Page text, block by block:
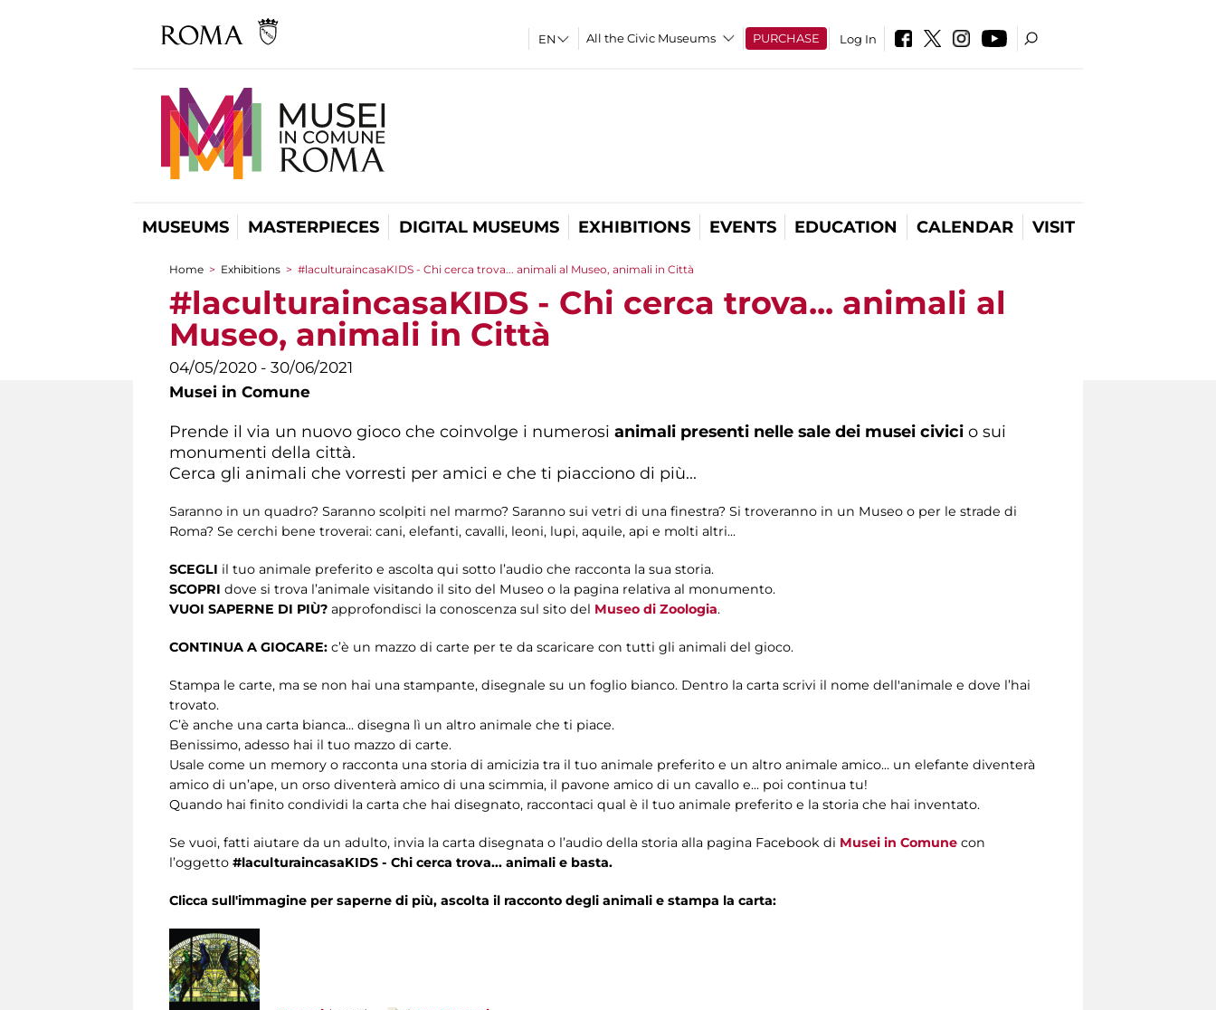
All the Civic Museums PURCHASE Log In
MUSEUMS MASTERPIECES DIGITAL MUSEUMS EXHIBITIONS EVENTS EDUCATION CALENDAR VISIT
You are here
Home > Exhibitions > #laculturaincasaKIDS - Chi cerca trova... animali al Museo, animali in Città
#laculturaincasaKIDS - Chi cerca trova... animali al
Museo, animali in Città
04/05/2020 - 30/06/2021
Musei in Comune
Prende il via un nuovo gioco che coinvolge i numerosi animali presenti nelle sale dei musei civici o sui
monumenti della città.
Cerca gli animali che vorresti per amici e che ti piacciono di più...
Saranno in un quadro? Saranno scolpiti nel marmo? Saranno sui vetri di una finestra? Si troveranno in un Museo o per le strade di
Roma? Se cerchi bene troverai: cani, elefanti, cavalli, leoni, lupi, aquile, api e molti altri...
SCEGLI il tuo animale preferito e ascolta qui sotto l’audio che racconta la sua storia.
SCOPRI dove si trova l’animale visitando il sito del Museo o la pagina relativa al monumento.
VUOI SAPERNE DI PIÙ? approfondisci la conoscenza sul sito del Museo di Zoologia.
CONTINUA A GIOCARE: c’è un mazzo di carte per te da scaricare con tutti gli animali del gioco.
Stampa le carte, ma se non hai una stampante, disegnale su un foglio bianco. Dentro la carta scrivi il nome dell'animale e dove l’hai
trovato.
C’è anche una carta bianca... disegna lì un altro animale che ti piace.
Benissimo, adesso hai il tuo mazzo di carte.
Usale come un memory o racconta una storia di amicizia tra il tuo animale preferito e un altro animale amico... un elefante diventerà
amico di un’ape, un orso diventerà amico di una scimmia, il pavone amico di un cavallo e... poi continua tu!
Quando hai finito condividi la carta che hai disegnato, raccontaci qual è il tuo animale preferito e la storia che hai inventato.
Se vuoi, fatti aiutare da un adulto, invia la carta disegnata o l’audio della storia alla pagina Facebook di Musei in Comune con
l’oggetto #laculturaincasaKIDS - Chi cerca trova... animali e basta.
Clicca sull'immagine per saperne di più, ascolta il racconto degli animali e stampa la carta: